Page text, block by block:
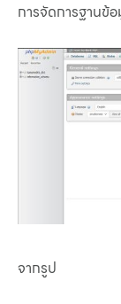
การจัดการฐาน
จากรูป